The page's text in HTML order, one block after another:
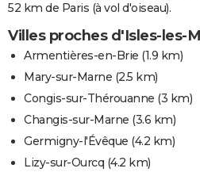
52 km de Paris (à vol d'oiseau).
Villes proches d'Isles-les-
Armentières-en-Brie (1.9 km)
Mary-sur-Marne (2.5 km)
Congis-sur-Thérouanne (3 km)
Changis-sur-Marne (3.6 km)
Germigny-l'Évêque (4.2 km)
Lizy-sur-Ourcq (4.2 km)